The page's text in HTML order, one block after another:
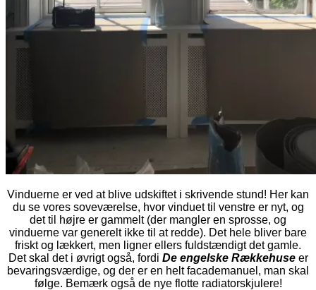
Vinduerne er ved at blive udskiftet i skrivende stund! Her kan
du se vores soveværelse, hvor vinduet til venstre er nyt, og
det til højre er gammelt (der mangler en sprosse, og
vinduerne var generelt ikke til at redde). Det hele bliver bare
friskt og lækkert, men ligner ellers fuldstændigt det gamle.
Det skal det i øvrigt også, fordi De engelske Rækkehuseer
bevaringsværdige, og der er en helt facademanuel, man skal
følge. Bemærk også de nye flotte radiatorskjulere!